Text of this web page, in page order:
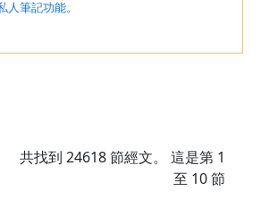
人筆記功能。
共找到 24618節經文。 這是第 1
至 10 節